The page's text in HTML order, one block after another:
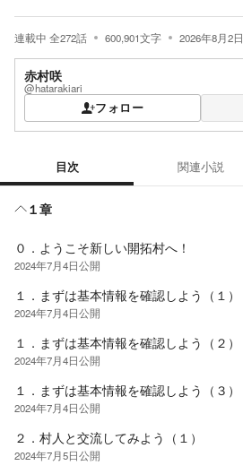
連載中 全272話 600,901文字 2026年8月2日
赤村咲
@hatarakiari
フォロー
目次 関連小説
１章
０．ようこそ新しい開拓村へ！
2024年7月4日公開
１．まずは基本情報を確認しよう（１）
2024年7月4日公開
１．まずは基本情報を確認しよう（２）
2024年7月4日公開
１．まずは基本情報を確認しよう（３）
2024年7月4日公開
２．村人と交流してみよう（１）
2024年7月5日公開